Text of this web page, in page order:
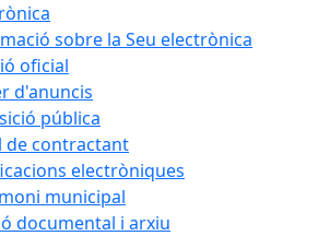
sobre la Seu electrònica
oficial
d'anuncis
pública
de contractant
electròniques
municipal
documental i arxiu